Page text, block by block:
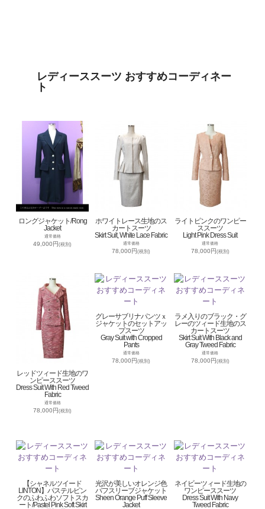
レディーススーツ おすすめコーディネー
ト
ロングジャケット/Rong
Jacket
通常価格
49,000円(税別)
ホワイトレース生地のス
カートスーツ
Skirt Suit, White Lace Fabric
通常価格
78,000円(税別)
ライトピンクのワンピー
ススーツ
Light Pink Dress Suit
通常価格
78,000円(税別)
レッドツィード生地のワ
ンピーススーツ
Dress Suit With Red Tweed
Fabric
通常価格
78,000円(税別)
グレーサブリナパンツｘ
ジャケットのセットアッ
プスーツ
Gray Suit with Cropped
Pants
通常価格
78,000円(税別)
ラメ入りのブラック・グ
レーのツィード生地のス
カートスーツ
Skirt Suit With Black and
Gray Tweed Fabric
通常価格
78,000円(税別)
【シャネルツイード
LINTON】パステルピン
クのふわふわソフトスカ
ート/Pastel Pink Soft Skirt
光沢が美しいオレンジ色
パフスリーブジャケット
Sheen Orange Puff Sleeve
Jacket
ネイビーツィード生地の
ワンピーススーツ
Dress Suit With Navy
Tweed Fabric